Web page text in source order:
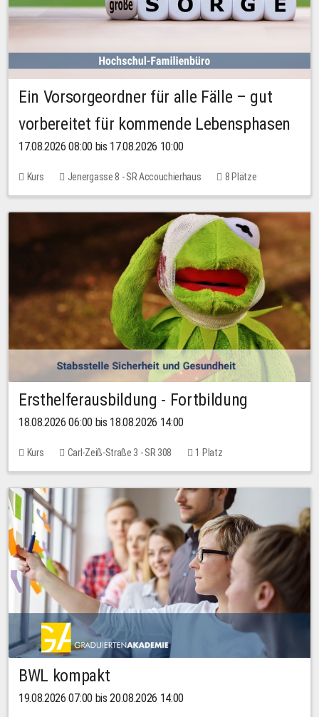
Ein Vorsorgeordner für alle Fälle – gut
vorbereitet für kommende Lebensphasen
17.08.2026 08:00 bis 17.08.2026 10:00
Kurs Jenergasse 8 - SR Accouchierhaus 8 Plätze
Ersthelferausbildung - Fortbildung
18.08.2026 06:00 bis 18.08.2026 14:00
Kurs Carl-Zeiß-Straße 3 - SR 308 1 Platz
BWL kompakt
19.08.2026 07:00 bis 20.08.2026 14:00